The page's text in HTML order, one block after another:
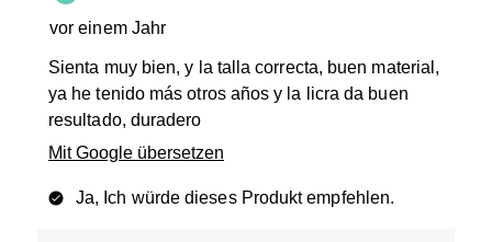
vor einem Jahr
Sienta muy bien, y la talla correcta, buen material,
ya he tenido más otros años y la licra da buen
resultado, duradero
Mit Google übersetzen
Ja, Ich würde dieses Produkt empfehlen.